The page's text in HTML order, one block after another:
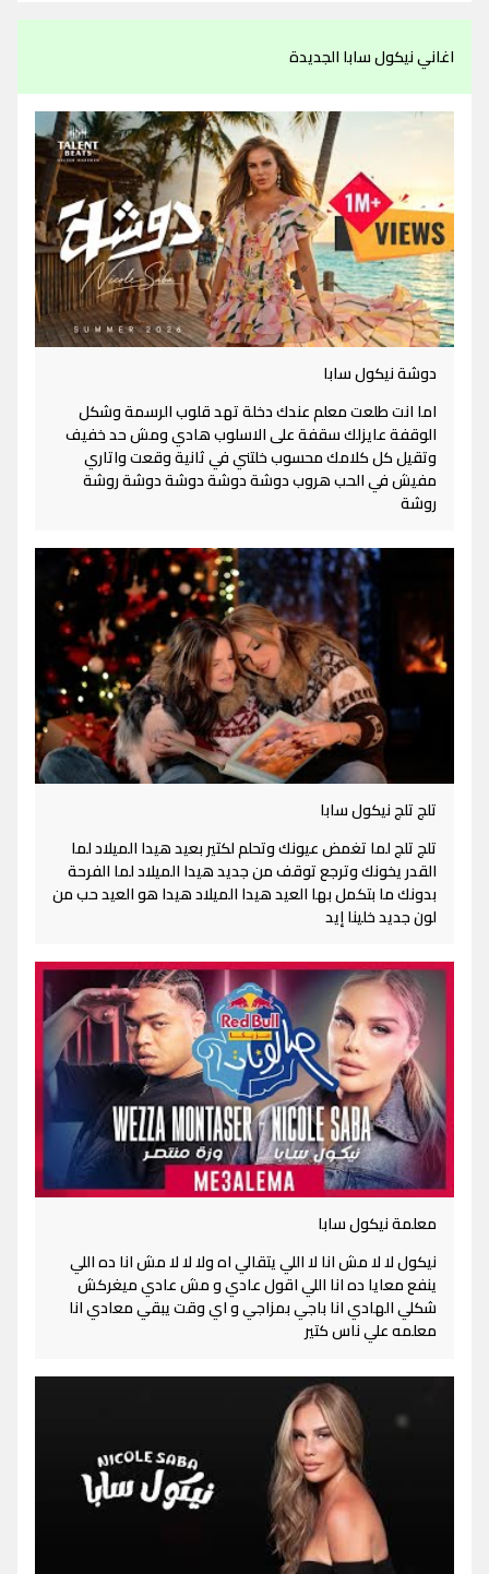
اغاني نيكول سابا الجديدة
دوشة نيكول سابا
اما انت طلعت معلم عندك دخلة تهد قلوب الرسمة وشكل
الوقفة عايزلك سقفة على الاسلوب هادي ومش حد خفيف
وتقيل كل كلامك محسوب خلتني في ثانية وقعت واتاري
مفيش في الحب هروب دوشة دوشة دوشة دوشة روشة
روشة
تلج تلج نيكول سابا
تلج تلج لما تغمض عيونك وتحلم لكتير بعيد هيدا الميلاد لما
القدر يخونك وترجع توقف من جديد هيدا الميلاد لما الفرحة
بدونك ما بتكمل بها العيد هيدا الميلاد هيدا هو العيد حب من
لون جديد خلينا إيد
معلمة نيكول سابا
نيكول لا لا مش انا لا اللي يتقالي اه ولا لا لا مش انا ده اللي
ينفع معايا ده انا اللي اقول عادي و مش عادي ميغركش
شكلي الهادي انا باجي بمزاجي و اي وقت يبقي معادي انا
معلمه علي ناس كتير